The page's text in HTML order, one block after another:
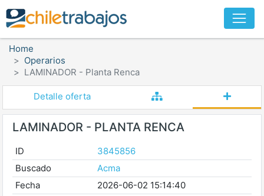
Home
Operarios
LAMINADOR - Planta Renca
Detalle oferta
LAMINADOR - PLANTA RENCA
ID
3845856
Buscado
Acma
Fecha
2026-06-02 15:14:40